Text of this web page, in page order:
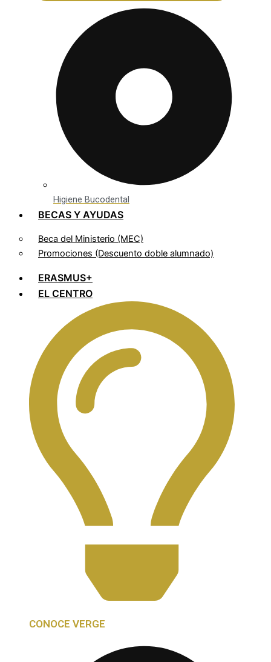
Higiene Bucodental
BECAS Y AYUDAS
Beca del Ministerio (MEC)
Promociones (Descuento doble alumnado)
ERASMUS+
EL CENTRO
CONOCE VERGE